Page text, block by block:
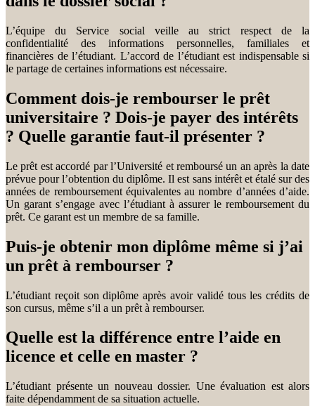
L’équipe du Service social veille au strict respect de la
confidentialité des informations personnelles, familiales et
financières de l’étudiant. L’accord de l’étudiant est indispensable si
le partage de certaines informations est nécessaire.
Comment dois-je rembourser le prêt
universitaire ? Dois-je payer des intérêts
? Quelle garantie faut-il présenter ?
Le prêt est accordé par l’Université et remboursé un an après la date
prévue pour l’obtention du diplôme. Il est sans intérêt et étalé sur des
années de remboursement équivalentes au nombre d’années d’aide.
Un garant s’engage avec l’étudiant à assurer le remboursement du
prêt. Ce garant est un membre de sa famille.
Puis-je obtenir mon diplôme même si j’ai
un prêt à rembourser ?
L’étudiant reçoit son diplôme après avoir validé tous les crédits de
son cursus, même s’il a un prêt à rembourser.
Quelle est la différence entre l’aide en
licence et celle en master ?
L’étudiant présente un nouveau dossier. Une évaluation est alors
faite dépendamment de sa situation actuelle.